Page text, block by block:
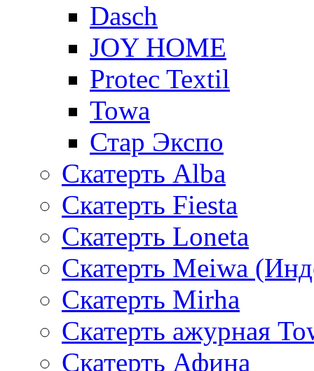
Dasch
JOY HOME
Protec Textil
Towa
Стар Экспо
Скатерть Alba
Скатерть Fiesta
Скатерть Loneta
Скатерть Meiwa
Скатерть Mirha
Скатерть ажурная
Скатерть Афина